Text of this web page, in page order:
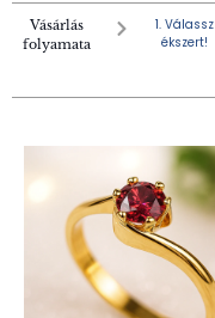
Vásárlás
folyamata
1. Válassz
ékszert!